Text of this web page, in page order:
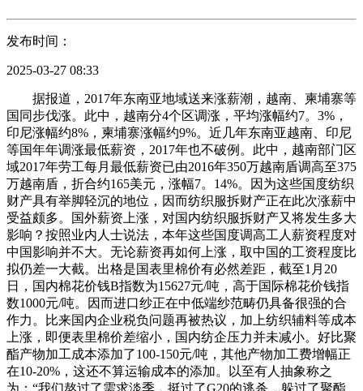
发布时间：
2025-03-27 08:33
据报道，2017年东南亚地域送来涨薪潮，越南、柬埔寨等
国同步伐涨。此中，越南分4个区调涨，平均涨幅约7。3%，
印尼涨幅约8%，柬埔寨涨幅约9%。近几年东南亚越南、印尼
等国年年调涨最低薪资，2017年也不破例。此中，越南部门区
域2017年劳工每月最低薪资已由2016年350万越南盾调高至375
万越南盾，折合约165美元，涨幅7。14%。因为这些国度纺织
财产具有举脚轻沉的地位，因而纺织服拆财产正在此次涨薪中
受益颇多。国外薪资上涨，对国内纺织服拆财产又将发生多大
影响？按照业内人士说法，本年这些国度调高工人薪资程度对
中国影响并不大。无论薪资再如何上涨，取中国的工资程度比
拟仍差一大截。出格是国表里棉价有必然差距，截至1月20
日，国内棉花价钱B指数为15627元/吨，高于国际棉花价钱指
数1000元/吨。因而进口纱正在中低端纱范畴仍具备很强的合
作力。比来国内企业税负问题再被热议，加上纺织辅料等成本
上涨，即便表里棉价差缩小，国内纺企压力并未减小。好比聚
酯产物加工成本添加了100-150元/吨，其他产物加工费增幅正
在10-20%，这还不算运输成本的添加。以至有人抽象称之